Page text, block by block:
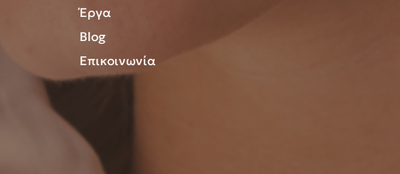
Έργα
Blog
Επικοινωνία